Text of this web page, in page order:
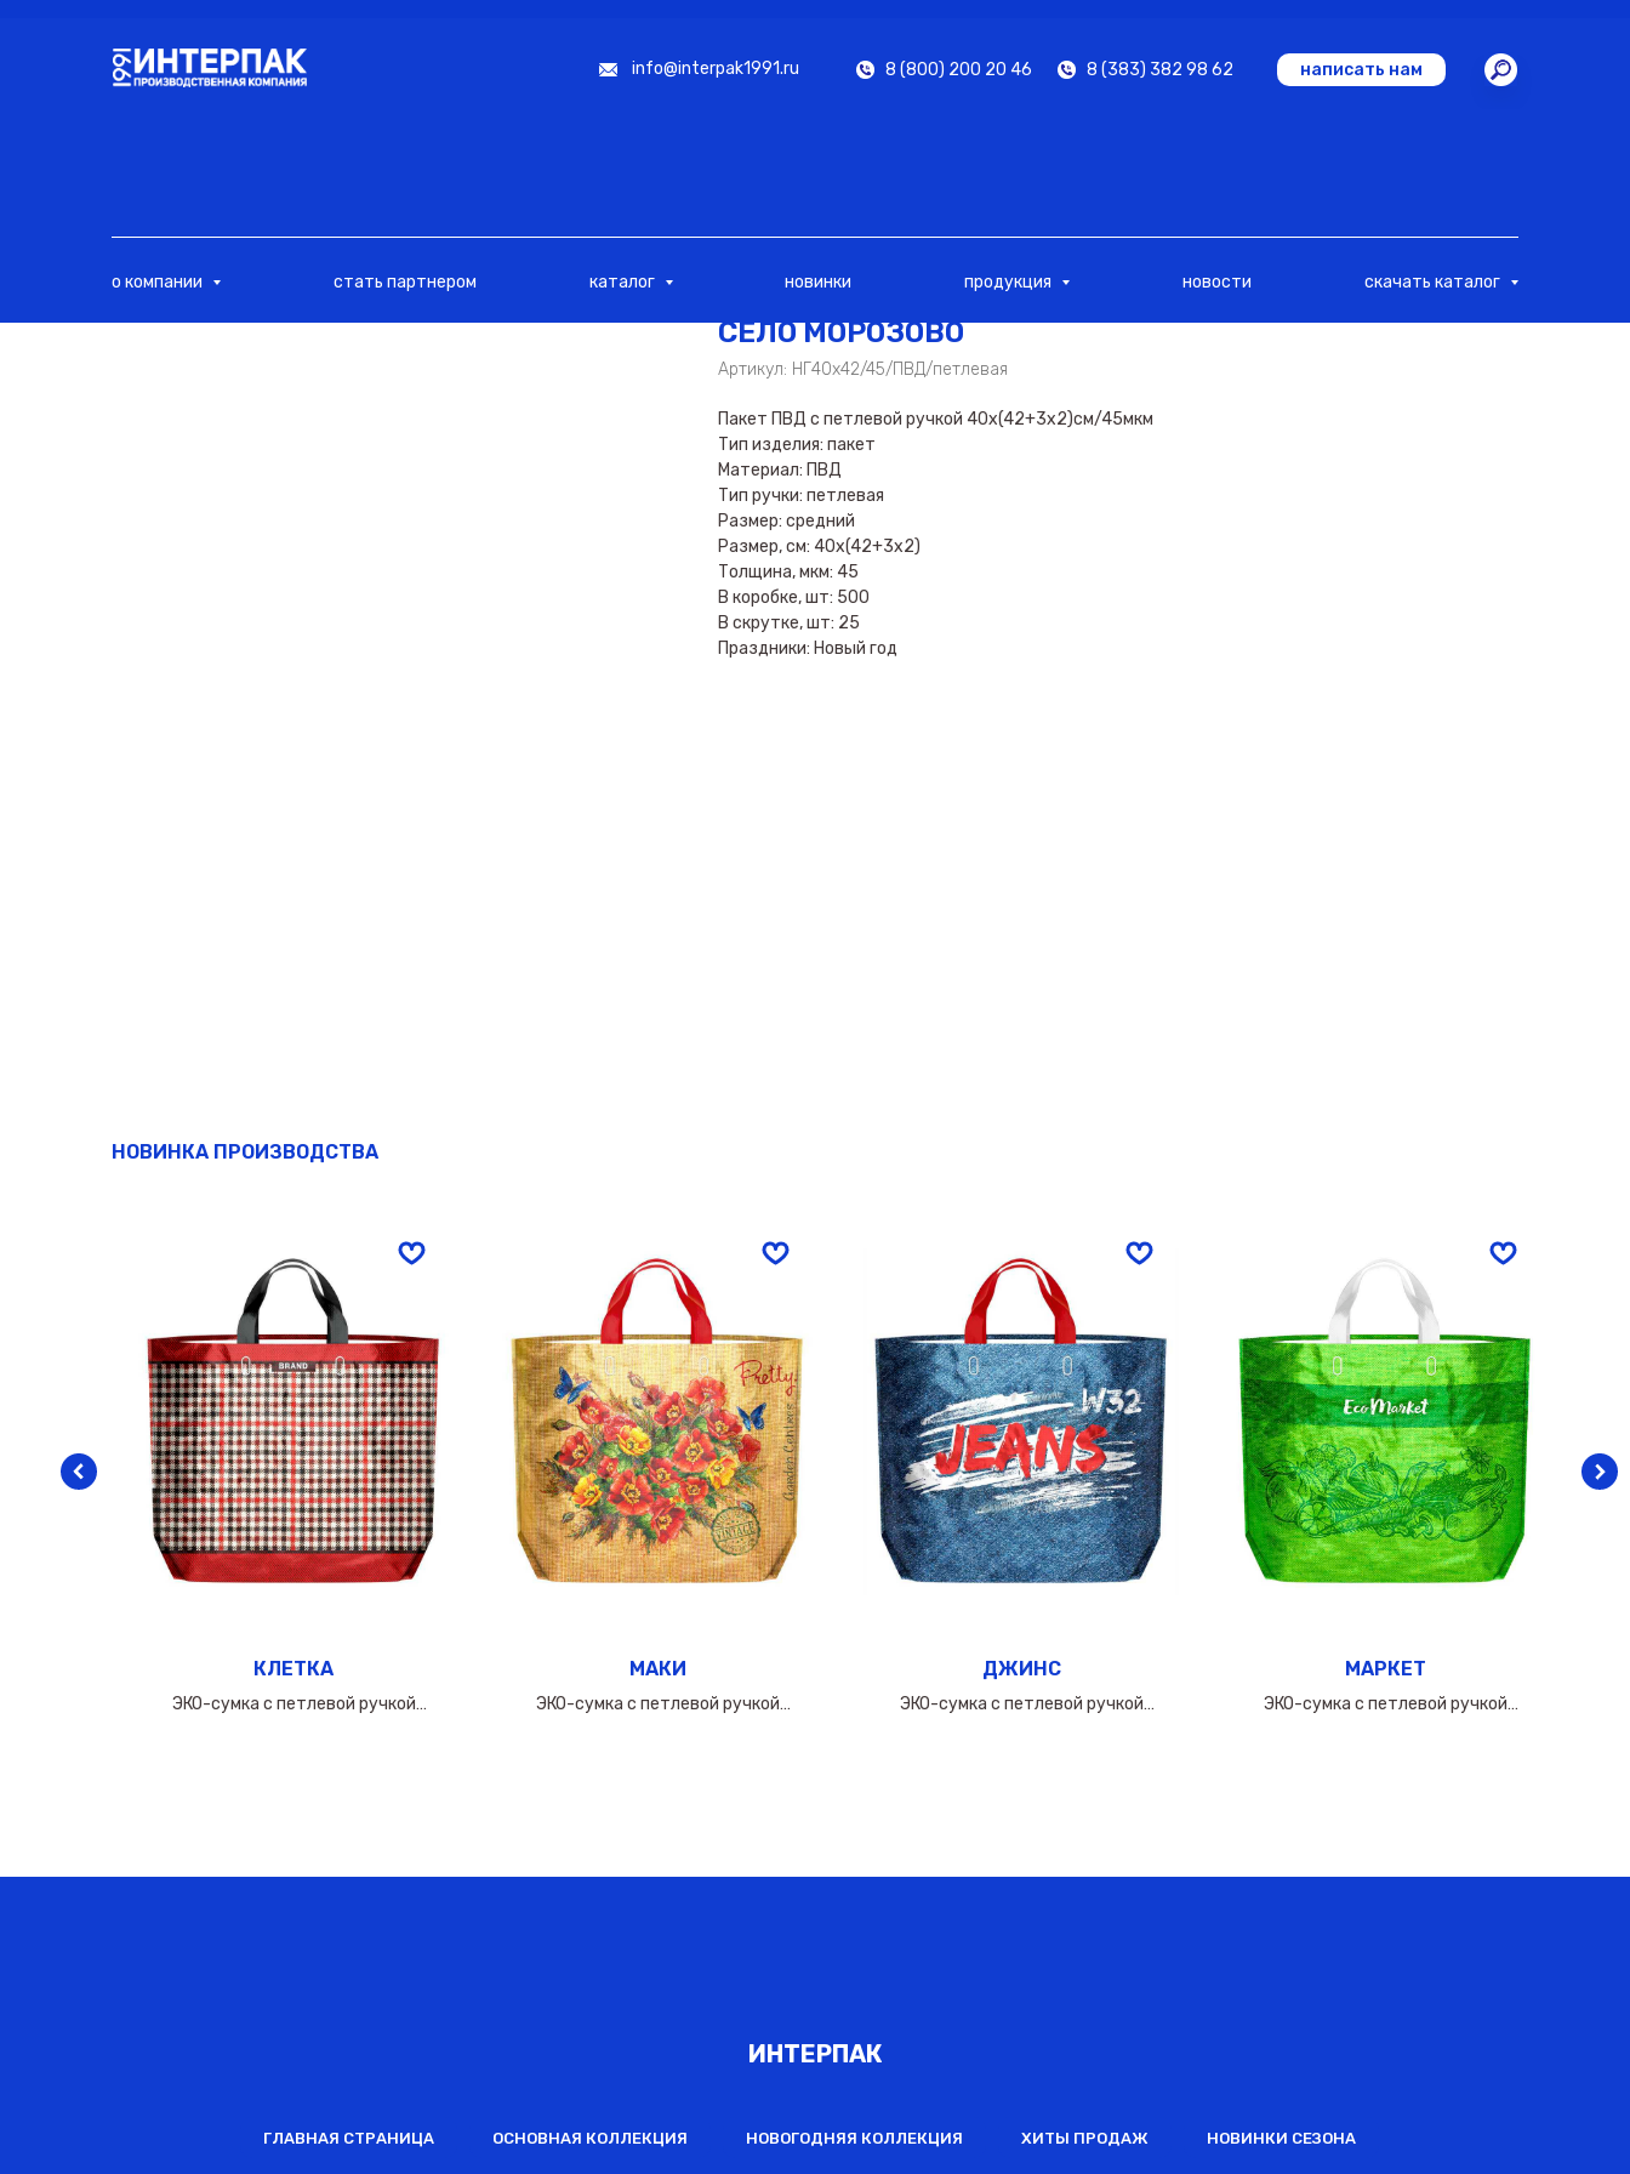
написать нам
info@interpak1991.ru 8 (800) 200 20 46 8 (383) 382 98 62
о компании стать партнером каталог новинки продукция новости скачать каталог
СЕЛО МОРОЗОВО
Артикул: НГ40х42/45/ПВД/петлевая
Пакет ПВД с петлевой ручкой 40х(42+3х2)см/45мкм
Тип изделия: пакет
Материал: ПВД
Тип ручки: петлевая
Размер: средний
Размер, см: 40х(42+3х2)
Толщина, мкм: 45
В коробке, шт: 500
В скрутке, шт: 25
Праздники: Новый год
НОВИНКА ПРОИЗВОДСТВА
КЛЕТКА
ЭКО-сумка с петлевой ручкой
МАКИ
ЭКО-сумка с петлевой ручкой
ДЖИНС
ЭКО-сумка c петлевой ручкой
МАРКЕТ
ЭКО-сумка с петлевой ручкой
ИНТЕРПАК
ГЛАВНАЯ СТРАНИЦА ОСНОВНАЯ КОЛЛЕКЦИЯ НОВОГОДНЯЯ КОЛЛЕКЦИЯ ХИТЫ ПРОДАЖ НОВИНКИ СЕЗОНА